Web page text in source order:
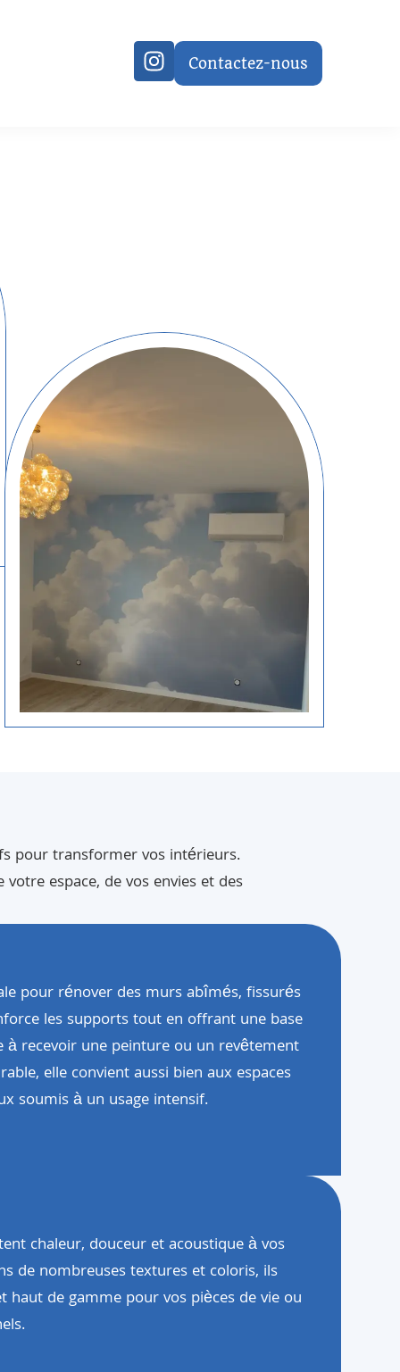
Contactez-nous
pour transformer vos intérieurs.
espace, de vos envies et des
pour rénover des murs abîmés, fissurés
les supports tout en offrant une base
recevoir une peinture ou un revêtement
elle convient aussi bien aux espaces
soumis à un usage intensif.
chaleur, douceur et acoustique à vos
de nombreuses textures et coloris, ils
de gamme pour vos pièces de vie ou